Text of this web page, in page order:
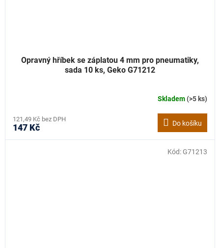
Opravný hříbek se záplatou 4 mm pro pneumatiky,
sada 10 ks, Geko G71212
Skladem(>5 ks)
121,49 Kč bez DPH
147 Kč Do košíku
Kód: G71213